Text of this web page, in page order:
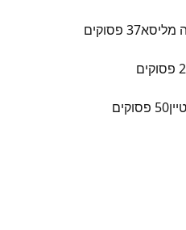
מליסא37 פסוקים
2 פסוקים
50 פסוקים